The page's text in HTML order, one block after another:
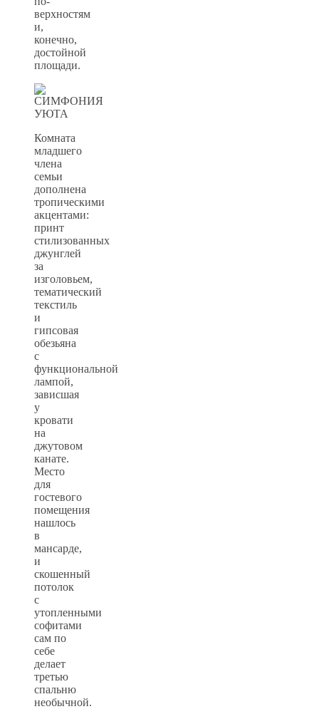
верхностям
и,
конечно,
достойной
площади.
Комната
младшего
члена
семьи
дополнена
тропическими
акцентами:
принт
стилизованных
джунглей
за
изголовьем,
тематический
текстиль
и
гипсовая
обезьяна
с
функциональной
лампой,
зависшая
у
кровати
на
джутовом
канате.
Место
для
гостевого
помещения
нашлось
в
мансарде,
и
скошенный
потолок
с
утопленными
софитами
сам по
себе
делает
третью
спальню
необычной.